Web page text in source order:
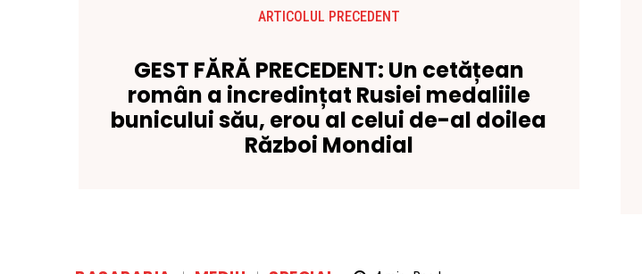
ARTICOLUL PRECEDENT
GEST FĂRĂ PRECEDENT: Un cetățean
român a incredințat Rusiei medaliile
bunicului său, erou al celui de-al doilea
Război Mondial